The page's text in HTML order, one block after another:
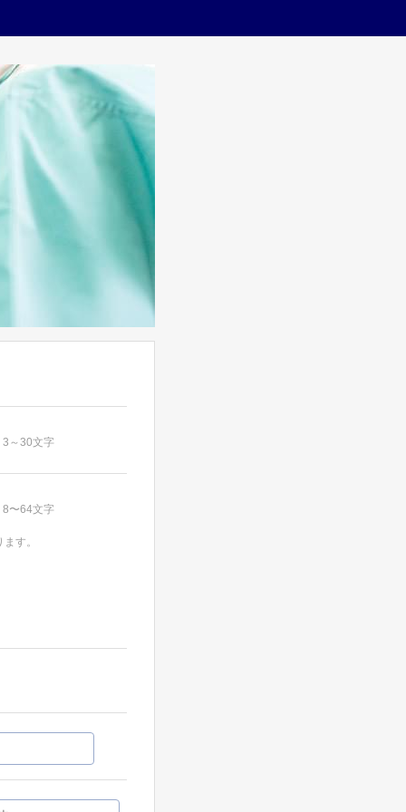
～30文字
〜64文字
す。